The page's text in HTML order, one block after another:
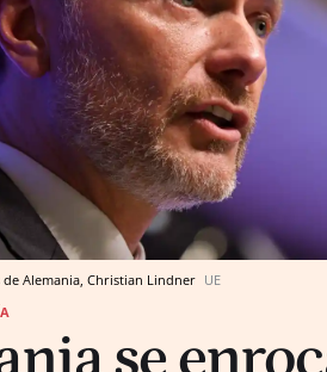
Alemania, Christian Lindner UE